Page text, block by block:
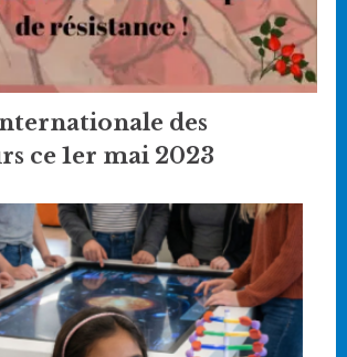
des
ce 1er mai 2023